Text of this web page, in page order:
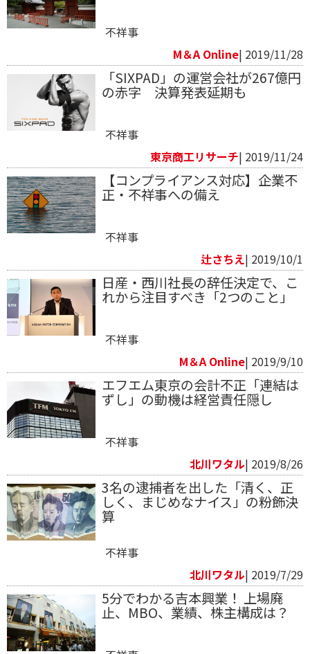
不祥事
M＆A Online| 2019/11/28
「SIXPAD」の運営会社が267億円
の赤字 決算発表延期も
不祥事
東京商工リサーチ| 2019/11/24
【コンプライアンス対応】企業不
正・不祥事への備え
不祥事
辻さちえ| 2019/10/1
日産・西川社長の辞任決定で、こ
れから注目すべき「2つのこと」
不祥事
M＆A Online| 2019/9/10
エフエム東京の会計不正「連結は
ずし」の動機は経営責任隠し
不祥事
北川ワタル| 2019/8/26
3名の逮捕者を出した「清く、正
しく、まじめなナイス」の粉飾決
算
不祥事
北川ワタル| 2019/7/29
5分でわかる吉本興業！ 上場廃
止、MBO、業績、株主構成は？